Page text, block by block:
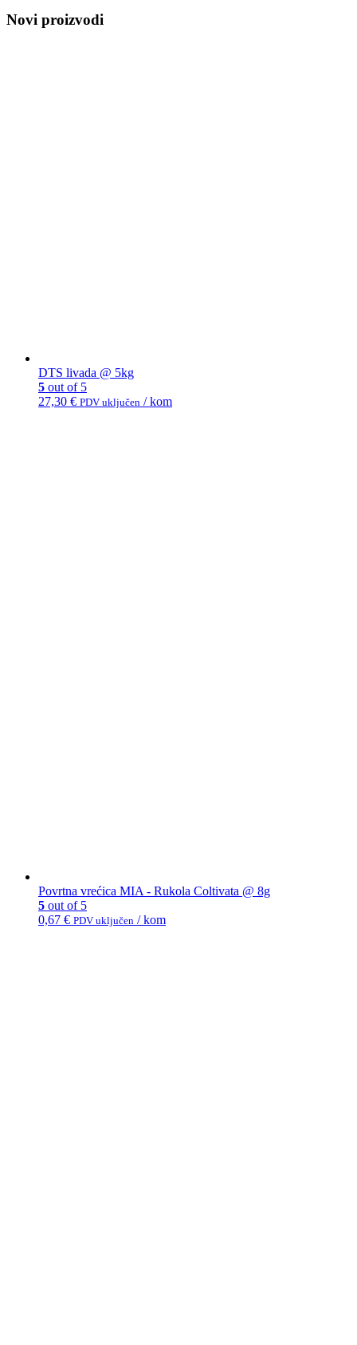
Novi proizvodi
DTS livada @ 5kg
5 out of 5
27,30 € PDV uključen / kom
Povrtna vrećica MIA - Rukola Coltivata @ 8g
5 out of 5
0,67 € PDV uključen / kom